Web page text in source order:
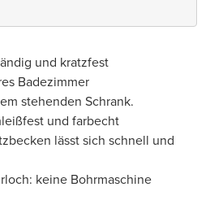
und kratzfest
Badezimmer
stehenden Schrank.
und farbecht
lässt sich schnell und
keine Bohrmaschine